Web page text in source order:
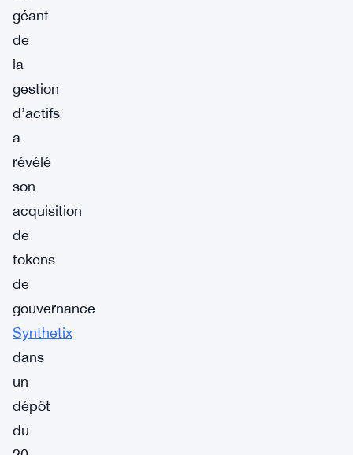
géant
de
la
gestion
d’actifs
a
révélé
son
acquisition
de
tokens
de
gouvernance
Synthetix
dans
un
dépôt
du